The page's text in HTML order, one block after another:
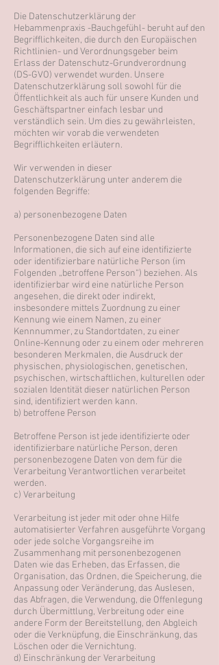
Die Datenschutzerklärung der
Hebammenpraxis -Bauchgefühl- beruht auf den
Begrifflichkeiten, die durch den Europäischen
Richtlinien- und Verordnungsgeber beim
Erlass der Datenschutz-Grundverordnung
(DS-GVO) verwendet wurden. Unsere
Datenschutzerklärung soll sowohl für die
Öffentlichkeit als auch für unsere Kunden und
Geschäftspartner einfach lesbar und
verständlich sein. Um dies zu gewährleisten,
möchten wir vorab die verwendeten
Begrifflichkeiten erläutern.
Wir verwenden in dieser
Datenschutzerklärung unter anderem die
folgenden Begriffe:
a) personenbezogene Daten
Personenbezogene Daten sind alle
Informationen, die sich auf eine identifizierte
oder identifizierbare natürliche Person (im
Folgenden „betroffene Person“) beziehen. Als
identifizierbar wird eine natürliche Person
angesehen, die direkt oder indirekt,
insbesondere mittels Zuordnung zu einer
Kennung wie einem Namen, zu einer
Kennnummer, zu Standortdaten, zu einer
Online-Kennung oder zu einem oder mehreren
besonderen Merkmalen, die Ausdruck der
physischen, physiologischen, genetischen,
psychischen, wirtschaftlichen, kulturellen oder
sozialen Identität dieser natürlichen Person
sind, identifiziert werden kann.
b) betroffene Person
Betroffene Person ist jede identifizierte oder
identifizierbare natürliche Person, deren
personenbezogene Daten von dem für die
Verarbeitung Verantwortlichen verarbeitet
werden.
c) Verarbeitung
Verarbeitung ist jeder mit oder ohne Hilfe
automatisierter Verfahren ausgeführte Vorgang
oder jede solche Vorgangsreihe im
Zusammenhang mit personenbezogenen
Daten wie das Erheben, das Erfassen, die
Organisation, das Ordnen, die Speicherung, die
Anpassung oder Veränderung, das Auslesen,
das Abfragen, die Verwendung, die Offenlegung
durch Übermittlung, Verbreitung oder eine
andere Form der Bereitstellung, den Abgleich
oder die Verknüpfung, die Einschränkung, das
Löschen oder die Vernichtung.
d) Einschränkung der Verarbeitung